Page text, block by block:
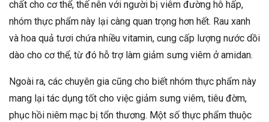
chất cho cơ thể, thế nên với người bị viêm đường hô hấp,
nhóm thực phẩm này lại càng quan trọng hơn hết. Rau xanh
và hoa quả tươi chứa nhiều vitamin, cung cấp lượng nước dồi
dào cho cơ thể, từ đó hỗ trợ làm giảm sưng viêm ở amidan.
Ngoài ra, các chuyên gia cũng cho biết nhóm thực phẩm này
mang lại tác dụng tốt cho việc giảm sưng viêm, tiêu đờm,
phục hồi niêm mạc bị tổn thương. Một số thực phẩm thuộc